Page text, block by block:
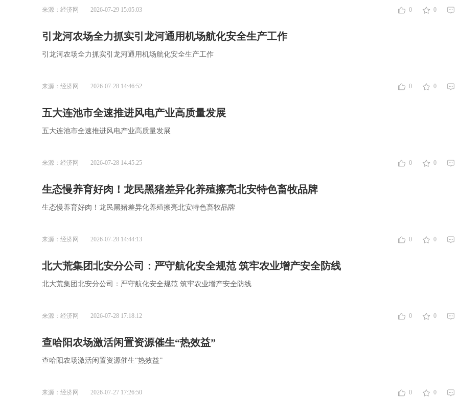
来源：经济网 2026-07-29 15:05:03 0 0
引龙河农场全力抓实引龙河通用机场航化安全生产工作
引龙河农场全力抓实引龙河通用机场航化安全生产工作
来源：经济网 2026-07-28 14:46:52 0 0
五大连池市全速推进风电产业高质量发展
五大连池市全速推进风电产业高质量发展
来源：经济网 2026-07-28 14:45:25 0 0
生态慢养育好肉！龙民黑猪差异化养殖擦亮北安特色畜牧品牌
生态慢养育好肉！龙民黑猪差异化养殖擦亮北安特色畜牧品牌
来源：经济网 2026-07-28 14:44:13 0 0
北大荒集团北安分公司：严守航化安全规范 筑牢农业增产安全防线
北大荒集团北安分公司：严守航化安全规范 筑牢农业增产安全防线
来源：经济网 2026-07-28 17:18:12 0 0
查哈阳农场激活闲置资源催生“热效益”
查哈阳农场激活闲置资源催生“热效益”
来源：经济网 2026-07-27 17:26:50 0 0